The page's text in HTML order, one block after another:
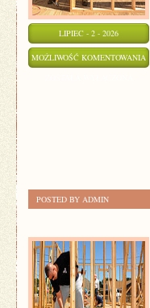
LIPIEC - 2 - 2026
MOŻLIWOŚĆ KOMENTOWANIA
POSTED BY ADMIN